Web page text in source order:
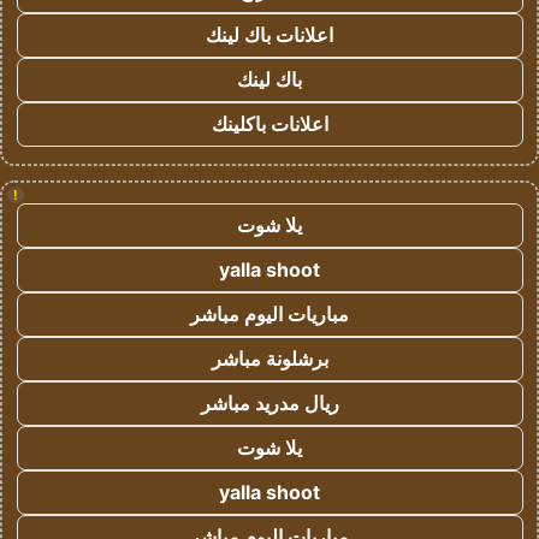
اعلانات باك لينك
باك لينك
اعلانات باكلينك
!
يلا شوت
yalla shoot
مباريات اليوم مباشر
برشلونة مباشر
ريال مدريد مباشر
يلا شوت
yalla shoot